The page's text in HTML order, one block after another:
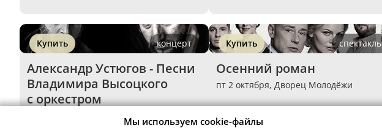
Купить концерт
Александр Устюгов - Песни
Владимира Высоцкого
с оркестром
Купить спектакль
Осенний роман
пт 2 октября,Дворец Молодёжи
Мы используем cookie-файлы